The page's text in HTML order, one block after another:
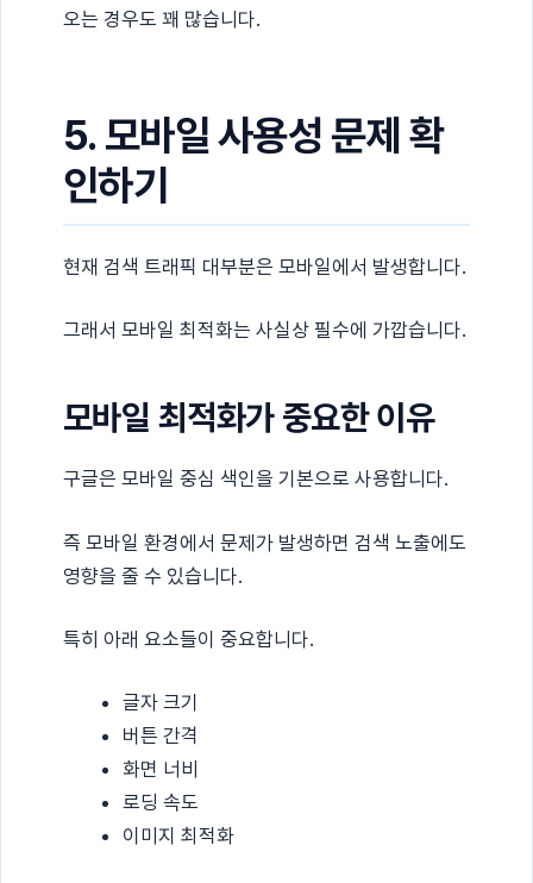
오는 경우도 꽤 많습니다.
5. 모바일 사용성 문제 확
인하기
현재 검색 트래픽 대부분은 모바일에서 발생합니다.
그래서 모바일 최적화는 사실상 필수에 가깝습니다.
모바일 최적화가 중요한 이유
구글은 모바일 중심 색인을 기본으로 사용합니다.
즉 모바일 환경에서 문제가 발생하면 검색 노출에도
영향을 줄 수 있습니다.
특히 아래 요소들이 중요합니다.
글자 크기
버튼 간격
화면 너비
로딩 속도
이미지 최적화